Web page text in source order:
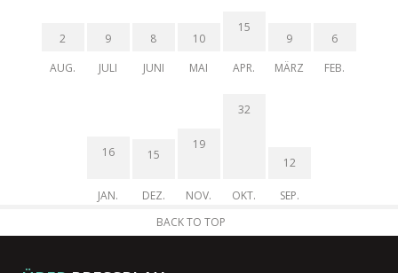
2
AUG.
9
JULI
8
JUNI
10
MAI
15
APR.
9
MÄRZ
6
FEB.
16
JAN.
15
DEZ.
19
NOV.
32
OKT.
12
SEP.
BACK TO TOP